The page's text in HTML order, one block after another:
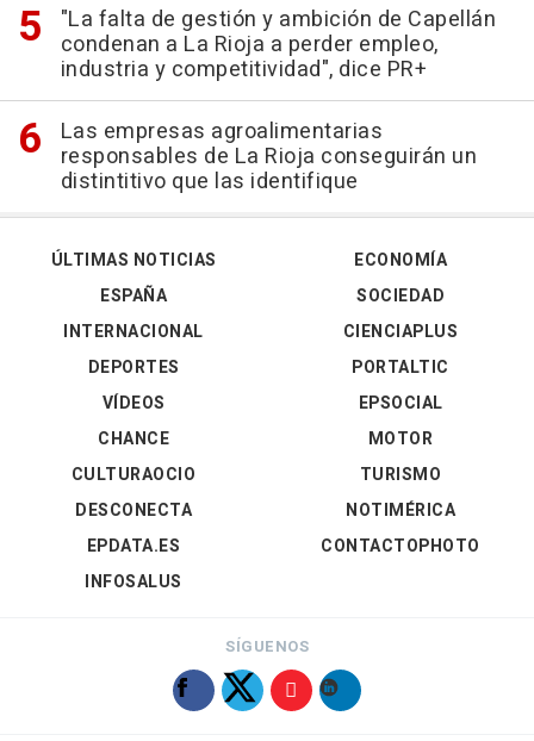
"La falta de gestión y ambición de Capellán
condenan a La Rioja a perder empleo,
industria y competitividad", dice PR+
Las empresas agroalimentarias
responsables de La Rioja conseguirán un
distintitivo que las identifique
ÚLTIMAS NOTICIAS
ESPAÑA
INTERNACIONAL
DEPORTES
VÍDEOS
ECONOMÍA
SOCIEDAD
CIENCIAPLUS
PORTALTIC
EPSOCIAL
CHANCE
CULTURAOCIO
DESCONECTA
EPDATA.ES
INFOSALUS
MOTOR
TURISMO
NOTIMÉRICA
CONTACTOPHOTO
SÍGUENOS